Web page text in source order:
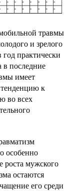
травмы
и зрелого
год практически
в последние
имеет
к
во всех
особенно
роста мужского
остаются
его среди